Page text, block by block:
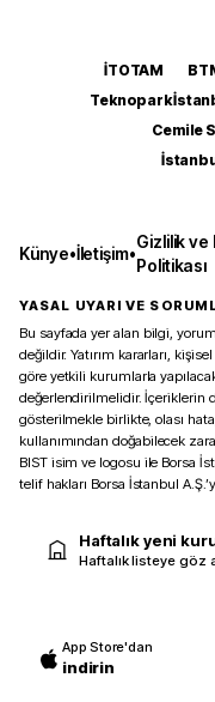
İTOTAM
Teknopark
Cemile
Künye•İletişim•
Gizlilik ve
Politikası
YASAL UYARI VE
Bu sayfada yer alan bilgi, yorum
değildir. Yatırım kararları,
göre yetkili kurumlarla
değerlendirilmelidir. İçeriklerin
gösterilmekle birlikte, olası
kullanımından doğabilecek
BIST isim ve logosu ile Borsa
telif hakları Borsa İstanbul
Haftalık yeni
Haftalık listeye göz
App Store'dan
indirin